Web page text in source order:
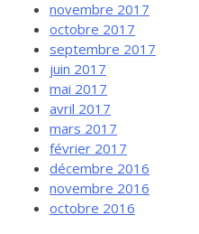
novembre 2017
octobre 2017
septembre 2017
juin 2017
mai 2017
avril 2017
mars 2017
février 2017
décembre 2016
novembre 2016
octobre 2016